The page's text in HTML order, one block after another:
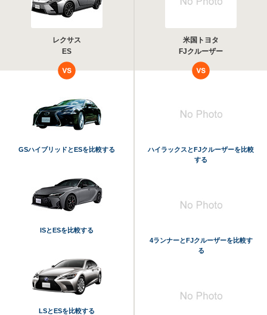
レクサス
ES
米国トヨタ
FJクルーザー
GSハイブリッドとESを比較する
ISとESを比較する
LSとESを比較する
ハイラックスとFJクルーザーを比較
する
4ランナーとFJクルーザーを比較す
る